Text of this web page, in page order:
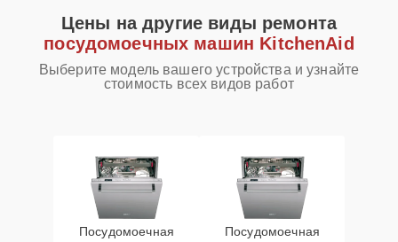
Цены на другие виды ремонта
посудомоечных машин KitchenAid
Выберите модель вашего устройства и узнайте
стоимость всех видов работ
Посудомоечная
Посудомоечная